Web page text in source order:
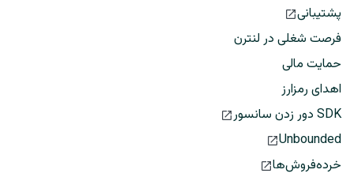
پشتیبانی
فرصت شغلی در لنترن
حمایت مالی
اهدای رمزارز
SDK دور زدن سانسور
Unbounded
خرده‌فروش‌ها